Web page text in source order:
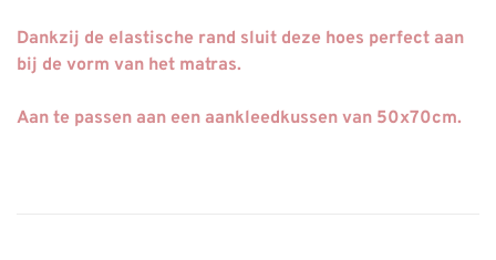
Dankzij de elastische rand sluit deze hoes perfect aan
bij de vorm van het matras.
Aan te passen aan een aankleedkussen van 50x70cm.